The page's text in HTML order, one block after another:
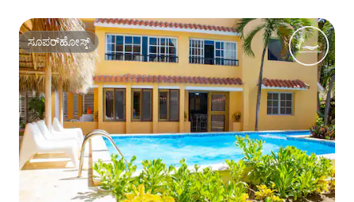
ಸೂಪರ್‌ಹೋಸ್ಟ್
ಸೂಪರ್‌ಹೋಸ್ಟ್